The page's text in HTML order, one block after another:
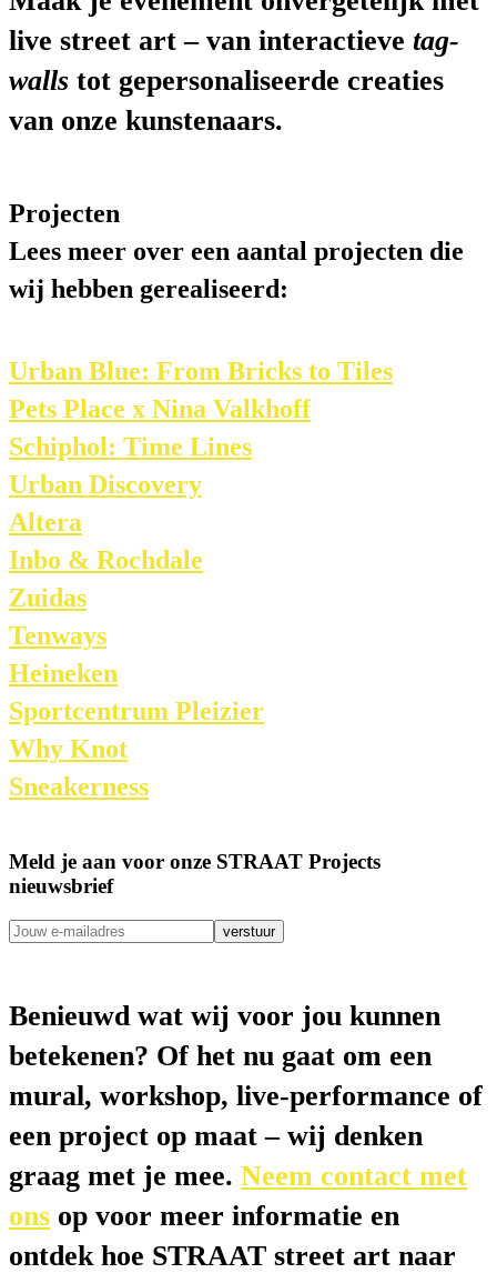
live street art – van interactieve tag-
walls tot gepersonaliseerde creaties
van onze kunstenaars.
Projecten
Lees meer over een aantal projecten die
wij hebben gerealiseerd:
Urban Blue: From Bricks to Tiles
Pets Place x Nina Valkhoff
Schiphol: Time Lines
Urban Discovery
Altera
Inbo & Rochdale
Zuidas
Tenways
Heineken
Sportcentrum Pleizier
Why Knot
Sneakerness
Meld je aan voor onze STRAAT Projects
nieuwsbrief
verstuur
Benieuwd wat wij voor jou kunnen
betekenen? Of het nu gaat om een
mural, workshop, live-performance of
een project op maat – wij denken
graag met je mee. Neem contact met
ons op voor meer informatie en
ontdek hoe STRAAT street art naar